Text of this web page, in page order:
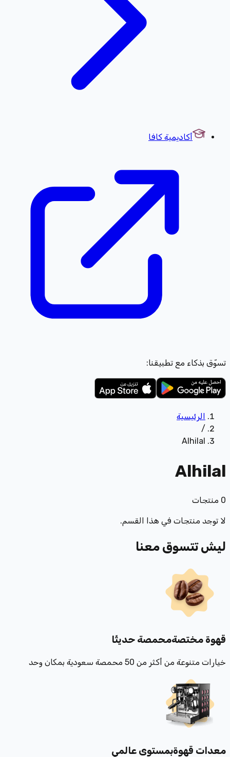
أكاديمية كافا
تسوّق بذكاء مع تطبيقنا:
الرئيسية
/
Alhilal
Alhilal
0 منتجات
لا توجد منتجات في هذا القسم.
ليش تتسوق معنا
قهوة مختصةمحمصة حديثًا
خيارات متنوعة من أكثر من 50 محمصة سعودية بمكان وحد
معدات قهوةبمستوى عالمي